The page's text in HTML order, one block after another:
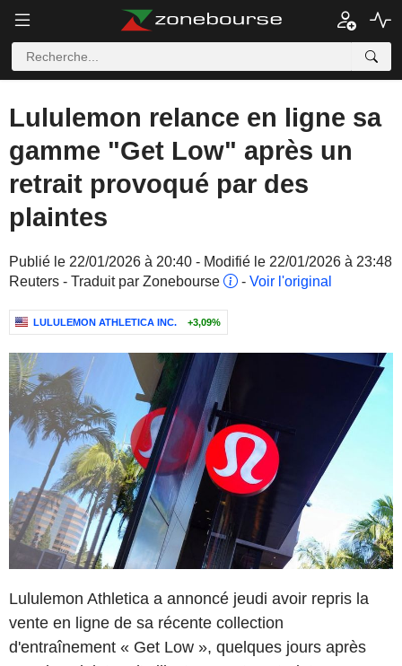
Lululemon relance en ligne sa
gamme "Get Low" après un
retrait provoqué par des
plaintes
Publié le 22/01/2026 à 20:40 - Modifié le 22/01/2026 à 23:48
Reuters - Traduit par Zonebourse
- Voir l'original
LULULEMON ATHLETICA INC. +3,09%
Lululemon Athletica a annoncé jeudi avoir repris la
vente en ligne de sa récente collection
d'entraînement « Get Low », quelques jours après